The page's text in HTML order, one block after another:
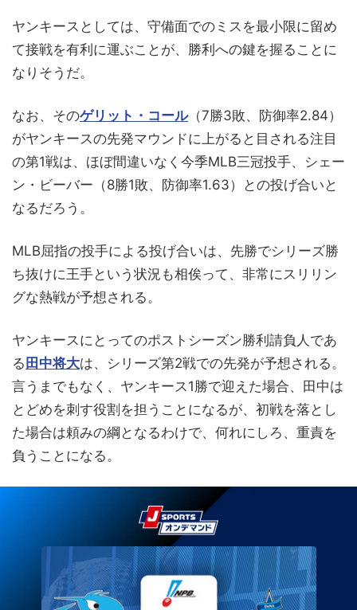
ヤンキースとしては、守備面でのミスを最小限に留め
て接戦を有利に運ぶことが、勝利への鍵を握ることに
なりそうだ。
なお、そのゲリット・コール（7勝3敗、防御率2.84）
がヤンキースの先発マウンドに上がると目される注目
の第1戦は、ほぼ間違いなく今季MLB三冠投手、シェー
ン・ビーバー（8勝1敗、防御率1.63）との投げ合いと
なるだろう。
MLB屈指の投手による投げ合いは、先勝でシリーズ勝
ち抜けに王手という状況も相俟って、非常にスリリン
グな熱戦が予想される。
ヤンキースにとってのポストシーズン勝利請負人であ
る 田中将大は、シリーズ第2戦での先発が予想される。
言うまでもなく、ヤンキース1勝で迎えた場合、田中は
とどめを刺す役割を担うことになるが、初戦を落とし
た場合は頼みの綱となるわけで、何れにしろ、重責を
負うことになる。